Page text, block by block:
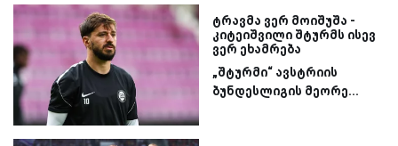
ტრავმა ვერ მოიშუშა -
კიტეიშვილი შტურმს ისევ
ვერ ეხამრება
„შტურმი“ ავსტრიის
ბუნდესლიგის მეორე...